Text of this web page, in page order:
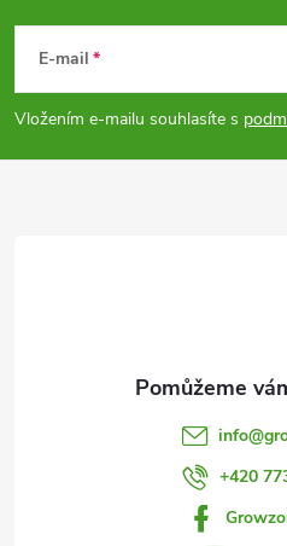
p
E-mail
Vložením e-mailu souhlasíte s
info@
+420